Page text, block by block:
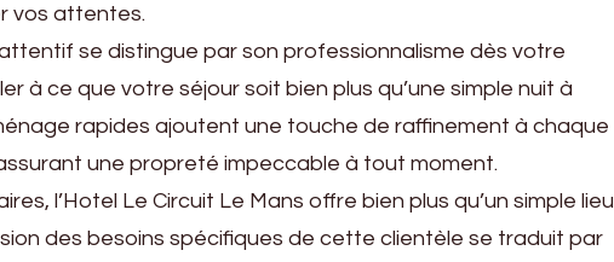
vos attentes.
se distingue par son professionnalisme dès votre
à ce que votre séjour soit bien plus qu’une simple nuit à
rapides ajoutent une touche de raffinement à chaque
une propreté impeccable à tout moment.
l’Hotel Le Circuit Le Mans offre bien plus qu’un simple lieu
des besoins spécifiques de cette clientèle se traduit par